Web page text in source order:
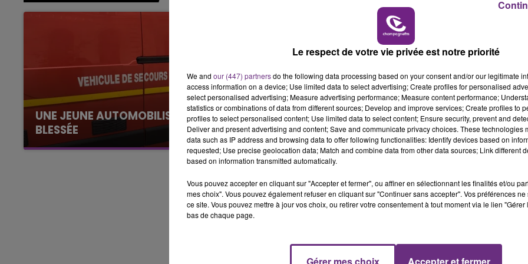
10h00 - 14h00
LE TICKET DE CAISSE
UNE JEUNE AUTOMOBILISTE GRIÈVEMENT
BLESSÉE
Une automobiliste s'est retrouvée piégée dans
son véhicule après une collision avec un poids
SI TOUT LE MONDE FAIT ÇA, MOI L'ANNÉE
PROCHAINE JE VENDANGE EN...
La vendange en Champagne a débuté ce jeudi
6 août dans la commune de Montgueux (Aube).
Le respect de votre vie privée est notre priorité
We and our (447) partnersdo the following data processing based on your consent and/or our legitimate
access information on a device; Use limited data to select advertising; Create profiles for personalised
select personalised advertising; Measure advertising performance; Measure content performance;
statistics or combinations of data from different sources; Develop and improve services; Create profiles to
profiles to select personalised content; Use limited data to select content; Ensure security, prevent and
Deliver and present advertising and content; Save and communicate privacy choices. These technologies
data such as IP address and browsing data to offer following functionalities: Identify devices based on
requested; Use precise geolocation data; Match and combine data from other data sources; Link different
based on information transmitted automatically.
Vous pouvez accepter en cliquant sur "Accepter et fermer", ou affiner en sélectionnant les finalités et/ou
mes choix". Vous pouvez également refuser en cliquant sur "Continuer sans accepter". Vos préférences
ce site. Vous pouvez mettre à jour vos choix, ou retirer votre consentement à tout moment via le lien
bas de chaque page.